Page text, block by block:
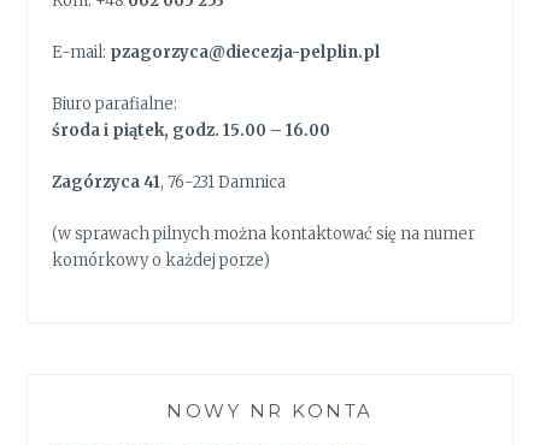
E-mail: pzagorzyca@diecezja-pelplin.pl
Biuro parafialne:
środa i piątek, godz. 15.00 – 16.00
Zagórzyca 41, 76-231 Damnica
(w sprawach pilnych można kontaktować się na numer
komórkowy o każdej porze)
NOWY NR KONTA